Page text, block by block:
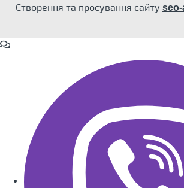
Створення та просування сайту